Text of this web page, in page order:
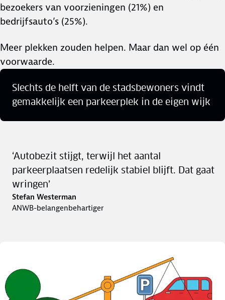
bezoekers van voorzieningen (21%) en
bedrijfsauto’s (25%).
Meer plekken zouden helpen. Maar dan wel op één
voorwaarde.
Slechts de helft van de stadsbewoners vindt
gemakkelijk een parkeerplek in de eigen wijk
‘Autobezit stijgt, terwijl het aantal
parkeerplaatsen redelijk stabiel blijft. Dat gaat
wringen’
Stefan Westerman
ANWB-belangenbehartiger